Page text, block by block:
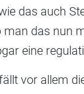
das auch
man das nun
eine
vor allem